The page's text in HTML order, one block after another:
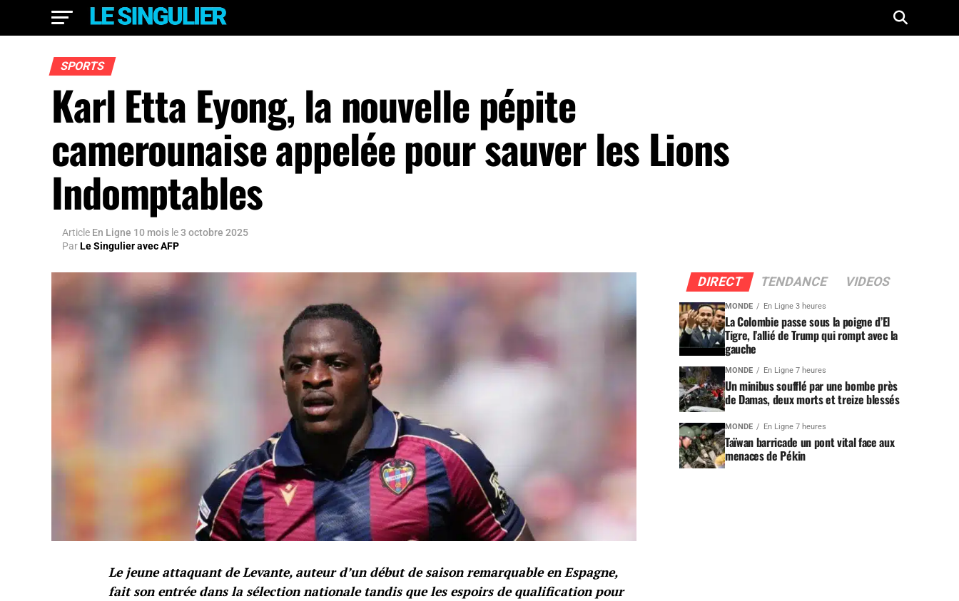
SPORTS
Karl Etta Eyong, la nouvelle pépite
camerounaise appelée pour sauver les Lions
Indomptables
Article En Ligne 10 mois le3 octobre 2025
ParLe Singulier avec AFP
Le jeune attaquant de Levante, auteur d’un début de saison remarquable en Espagne,
fait son entrée dans la sélection nationale tandis que les espoirs de qualification pour
DIRECT TENDANCE VIDEOS
MONDE En Ligne 3 heures
La Colombie passe sous la poigne d’El
Tigre, l’allié de Trump qui rompt avec la
gauche
MONDE En Ligne 7 heures
Un minibus soufflé par une bombe près
de Damas, deux morts et treize blessés
MONDE En Ligne 7 heures
Taïwan barricade un pont vital face aux
menaces de Pékin